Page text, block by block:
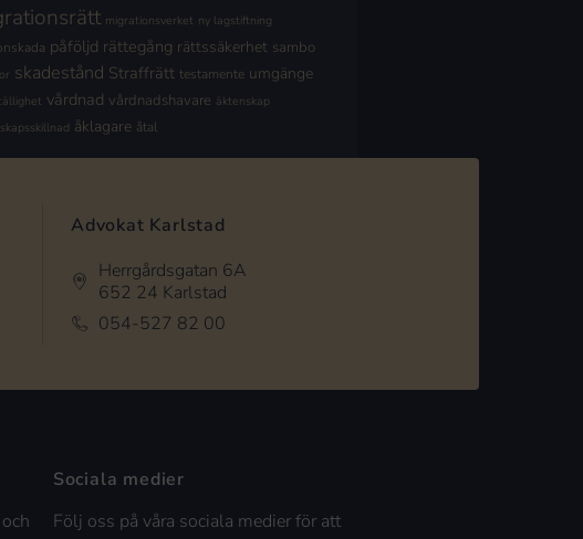
migrationsverket ny lagstiftning
påföljd rättegång rättssäkerhet sambo
skadestånd Straffrätt testamente umgänge
vårdnad vårdnadshavare äktenskap
åklagare åtal
Advokat Karlstad
Herrgårdsgatan 6A
652 24 Karlstad
054-527 82 00
Sociala medier
Följ oss på våra sociala medier för att